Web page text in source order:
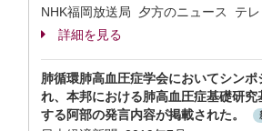
NHK福岡放送局 夕方のニュース テ
詳細を見る
肺循環肺高血圧症学会においてシンポ
れ、本邦における肺高血圧症基礎研究
する阿部の発言内容が掲載された。